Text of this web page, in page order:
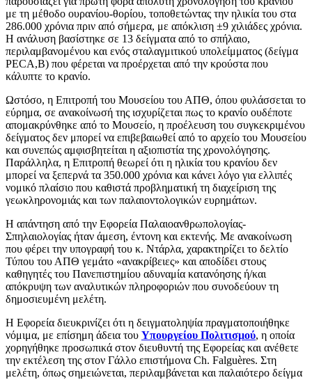
με τη μέθοδο ουρανίου-θορίου, τοποθετώντας την ηλικία του στα
286.000 χρόνια πριν από σήμερα, με απόκλιση ±9 χιλιάδες χρόνια.
Η ανάλυση βασίστηκε σε 13 δείγματα από το σπήλαιο,
περιλαμβανομένου και ενός σταλαγμιτικού υπολείμματος (δείγμα
PECA,B) που φέρεται να προέρχεται από την κρούστα που
κάλυπτε το κρανίο.
Ωστόσο, η Επιτροπή του Μουσείου του ΑΠΘ, όπου φυλάσσεται το
εύρημα, σε ανακοίνωσή της ισχυρίζεται πως το κρανίο ουδέποτε
απομακρύνθηκε από το Μουσείο, η προέλευση του συγκεκριμένου
δείγματος δεν μπορεί να επιβεβαιωθεί από το αρχείο του Μουσείου
και συνεπώς αμφισβητείται η αξιοπιστία της χρονολόγησης.
Παράλληλα, η Επιτροπή θεωρεί ότι η ηλικία του κρανίου δεν
μπορεί να ξεπερνά τα 350.000 χρόνια και κάνει λόγο για ελλιπές
νομικό πλαίσιο που καθιστά προβληματική τη διαχείριση της
γεωκληρονομιάς και των παλαιοντολογικών ευρημάτων.
Η απάντηση από την Εφορεία Παλαιοανθρωπολογίας-
Σπηλαιολογίας ήταν άμεση, έντονη και εκτενής. Με ανακοίνωση
που φέρει την υπογραφή του κ. Ντάρλα, χαρακτηρίζει το δελτίο
Τύπου του ΑΠΘ γεμάτο «ανακρίβειες» και αποδίδει στους
καθηγητές του Πανεπιστημίου αδυναμία κατανόησης ή/και
απόκρυψη των αναλυτικών πληροφοριών που συνοδεύουν τη
δημοσιευμένη μελέτη.
Η Εφορεία διευκρινίζει ότι η δειγματοληψία πραγματοποιήθηκε
νόμιμα, με επίσημη άδεια του Υπουργείου Πολιτισμού, η οποία
χορηγήθηκε προσωπικά στον διευθυντή της Εφορείας και ανέθετε
την εκτέλεση της στον Γάλλο επιστήμονα Ch. Falguères. Στη
μελέτη, όπως σημειώνεται, περιλαμβάνεται και παλαιότερο δείγμα